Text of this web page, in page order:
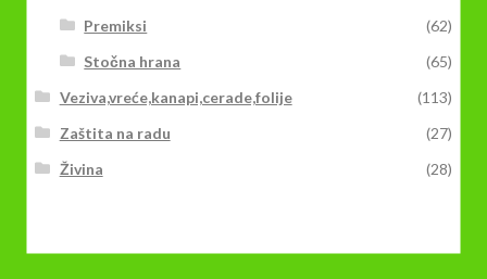
Premiksi
(62)
Stočna hrana
(65)
Veziva,vreće,kanapi,cerade,folije
(113)
Zaštita na radu
(27)
Živina
(28)